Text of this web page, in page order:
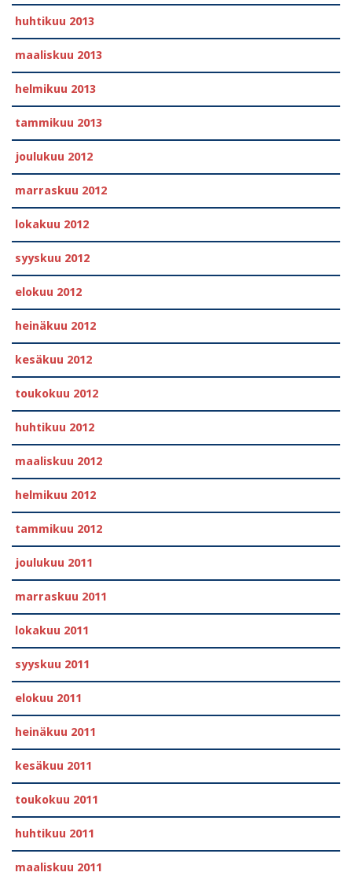
huhtikuu 2013
maaliskuu 2013
helmikuu 2013
tammikuu 2013
joulukuu 2012
marraskuu 2012
lokakuu 2012
syyskuu 2012
elokuu 2012
heinäkuu 2012
kesäkuu 2012
toukokuu 2012
huhtikuu 2012
maaliskuu 2012
helmikuu 2012
tammikuu 2012
joulukuu 2011
marraskuu 2011
lokakuu 2011
syyskuu 2011
elokuu 2011
heinäkuu 2011
kesäkuu 2011
toukokuu 2011
huhtikuu 2011
maaliskuu 2011